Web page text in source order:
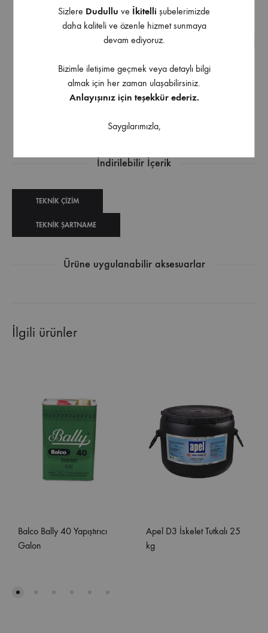
yapmaz.
Az tüketilir, ekonomiktir.
Neme ve hava şartlarına mükemmel dayanır (DIN EN
Kullanımı son derece kolaydır.
Hızlı kuruyan bir yapısı bulunmaktadır.
Hafif nemli yüzeylerde uygulanabilir.
İndirilebilir İçerik
TEKNIK ÇIZIM
TEKNIK ŞARTNAME
Ürüne uygulanabilir aksesuarlar
İlgili ürünler
Balco Bally 40 Yapıştırıcı
Galon
Apel D3 İskelet Tutkalı 25
kg
Sizlere Dudullu ve İkitelli şubelerimizde
daha kaliteli ve özenle hizmet sunmaya
devam ediyoruz.
Bizimle iletişime geçmek veya detaylı bilgi
almak için her zaman ulaşabilirsiniz.
Anlayışınız için teşekkür ederiz.
Saygılarımızla,